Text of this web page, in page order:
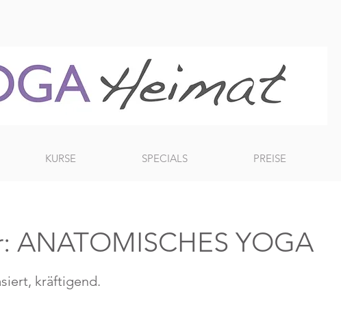
KURSE SPECIALS PREISE
ANATOMISCHES YOGA